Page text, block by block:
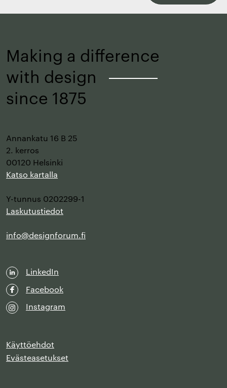
sivun
Making a difference
with design
since 1875
Annankatu 16 B 25
2. kerros
00120 Helsinki
Katso kartalla
Y-tunnus 0202299-1
Laskutustiedot
info@designforum.fi
LinkedIn
Facebook
Instagram
Käyttöehdot
Evästeasetukset